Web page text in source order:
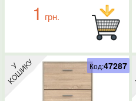
1 грн.
Код:47287